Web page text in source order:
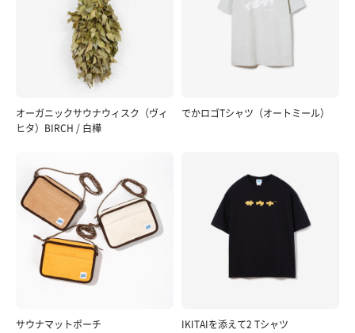
オーガニックサウナウィスク（ヴィ
ヒタ）BIRCH / 白樺
でかロゴTシャツ（オートミール）
サウナマットポーチ IKITAIを添えて2 Tシャツ